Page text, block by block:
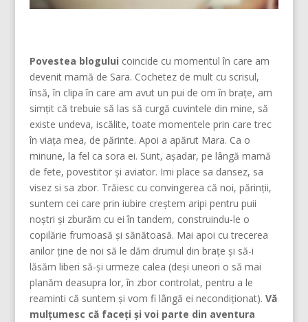
Povestea blogului coincide cu momentul în care am
devenit mamă de Sara. Cochetez de mult cu scrisul,
însă, în clipa în care am avut un pui de om în brațe, am
simțit că trebuie să las să curgă cuvintele din mine, să
existe undeva, iscălite, toate momentele prin care trec
în viața mea, de părinte. Apoi a apărut Mara. Ca o
minune, la fel ca sora ei. Sunt, așadar, pe lângă mamă
de fete, povestitor și aviator. Imi place sa dansez, sa
visez si sa zbor. Trăiesc cu convingerea că noi, părinţii,
suntem cei care prin iubire creştem aripi pentru puii
noştri şi zburăm cu ei în tandem, construindu-le o
copilărie frumoasă şi sănătoasă. Mai apoi cu trecerea
anilor ține de noi să le dăm drumul din braţe și să-i
lăsăm liberi să-și urmeze calea (deşi uneori o să mai
planăm deasupra lor, în zbor controlat, pentru a le
reaminti că suntem şi vom fi lângă ei necondiţionat). Vă
mulțumesc că faceți și voi parte din aventura